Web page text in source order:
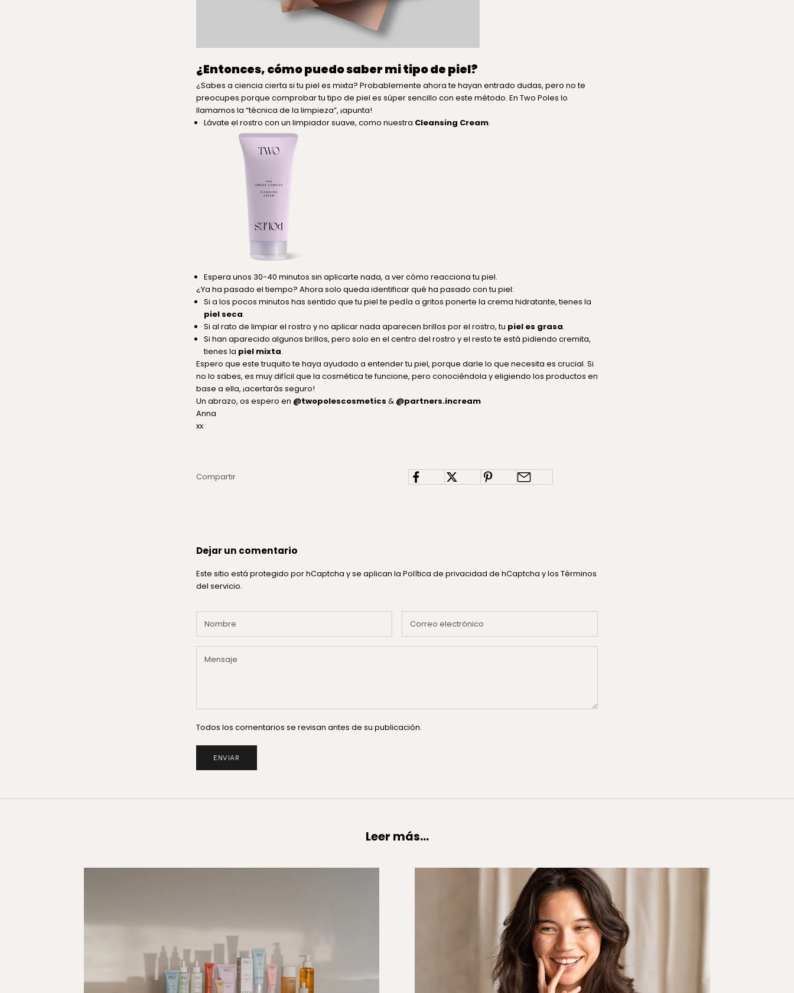
¿Entonces, cómo puedo saber mi tipo de piel?
¿Sabes a ciencia cierta si tu piel es mixta? Probablemente ahora te hayan entrado dudas, pero no te
preocupes porque comprobar tu tipo de piel es súper sencillo con este método. En Two Poles lo
llamamos la “técnica de la limpieza”, ¡apunta!
Lávate el rostro con un limpiador suave, como nuestra Cleansing Cream.
Espera unos 30-40 minutos sin aplicarte nada, a ver cómo reacciona tu piel.
¿Ya ha pasado el tiempo? Ahora solo queda identificar qué ha pasado con tu piel:
Si a los pocos minutos has sentido que tu piel te pedía a gritos ponerte la crema hidratante, tienes la
piel seca.
Si al rato de limpiar el rostro y no aplicar nada aparecen brillos por el rostro, tu piel es grasa.
Si han aparecido algunos brillos, pero solo en el centro del rostro y el resto te está pidiendo cremita,
tienes la piel mixta.
Espero que este truquito te haya ayudado a entender tu piel, porque darle lo que necesita es crucial. Si
no lo sabes, es muy difícil que la cosmética te funcione, pero conociéndola y eligiendo los productos en
base a ella, ¡acertarás seguro!
Un abrazo, os espero en @twopolescosmetics & @partners.incream
Anna
xx
Compartir
Dejar un comentario
Este sitio está protegido por hCaptcha y se aplican la Política de privacidad de hCaptcha y los Términos
del servicio.
Todos los comentarios se revisan antes de su publicación.
ENVIAR
Leer más...